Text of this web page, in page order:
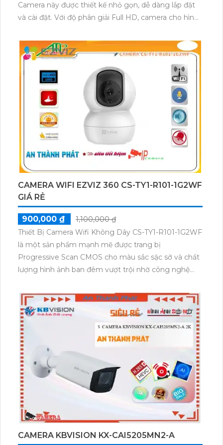
Camera này được thiết kế nhỏ gọn, dễ dàng lắp đặt
và cài đặt. Với độ phân giải Full HD, camera cho hình
hình ảnh chân thực. Camera IP không dây này cũng
hỗ trợ kết nối Wi-Fi, giúp người dùng dễ dàng kiểm
soát và xem trực tiếp hình ảnh từ xa thông qua điện
thoại di động hoặc máy tính. Ngoài ra, tính năng
cảnh báo chuyển động, hỗ trợ thẻ nhớ lên đến
128GB giúp ghi lại các sự kiện quan trọng. Sản phẩm
này đáp ứng tốt nhu cầu bảo vệ an ninh của gia đình,
văn phòng, cửa hàng và các khu vực khác.
CAMERA WIFI EZVIZ 360 CS-TY1-R101-1G2WF
GIÁ RẺ
900,000 ₫
1,100,000 ₫
Thiết Bị Camera Wifi Không Dây CS-TY1-R101-1G2WF
là một sản phẩm mạnh mẽ được trang bị
Progressive Scan CMOS cho màu sắc sặc sỡ và chất
lượng hình ảnh ban đêm vượt trội nhờ công nghệ
Wifi, thiết bị giúp tiết kiệm chi phí cho hệ thống giám
sát lớn mà vẫn đảm bảo sự sắc nét với độ phân giải
2.0 MP. Đặc biệt, việc tích hợp công nghệ nhìn đêm
Hồng Ngoại và Smart IR giúp xử lý chói sáng tốt.
Bên cạnh đó, thiết bị còn hỗ trợ các định dạng nén
H.265+/H.265/H.264+/H.264 giúp tiết kiệm 50% dung
lượng.
CAMERA KBVISION KX-CAI5205MN2-A